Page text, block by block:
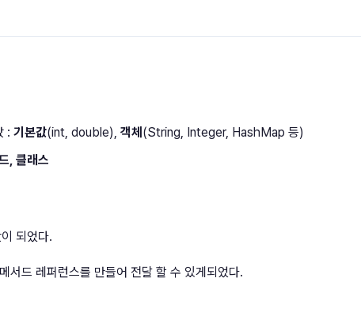
: 기본값(int, double), 객체 (String, Integer, HashMap 등)
, 클래스
되었다.
드 레퍼런스를 만들어 전달 할 수 있게되었다.